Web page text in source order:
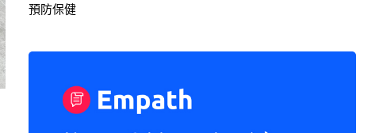
預防保健